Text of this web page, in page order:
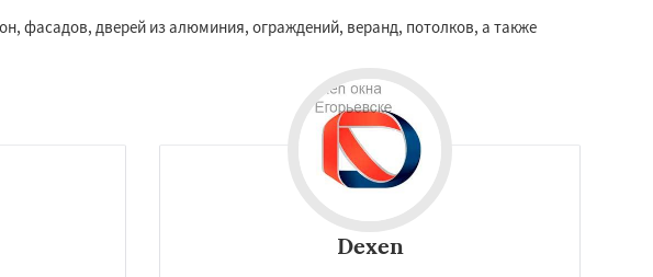
фасадов, дверей из алюминия, ограждений, веранд, потолков, а также
Dexen